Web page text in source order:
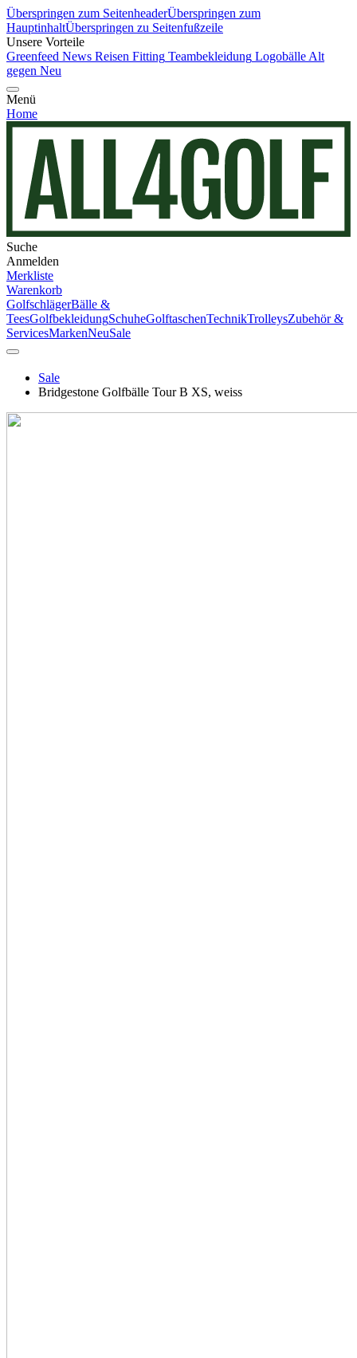
Überspringen zum SeitenheaderÜberspringen zum
HauptinhaltÜberspringen zu Seitenfußzeile
Unsere Vorteile
Greenfeed News Reisen Fitting Teambekleidung Logobälle Alt
gegen Neu
Menü
Home
Suche
Anmelden
Merkliste
Warenkorb
GolfschlägerBälle &
TeesGolfbekleidungSchuheGolftaschenTechnikTrolleysZubehör &
ServicesMarkenNeuSale
Sale
Bridgestone Golfbälle Tour B XS, weiss